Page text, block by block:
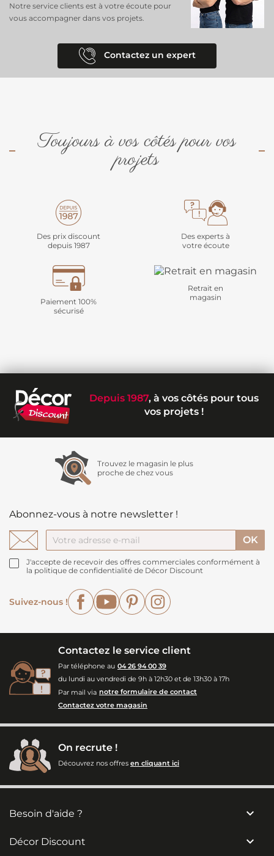
Notre service clients est à votre écoute pour
vous accompagner dans vos projets.
Contactez un expert
Toujours à vos côtés pour vos
projets
Des prix discount
depuis 1987
Des experts à
votre écoute
Paiement 100%
sécurisé
Retrait en
magasin
Depuis 1987, à vos côtés pour tous
vos projets !
Trouvez le magasin le plus
proche de chez vous
Abonnez-vous à notre newsletter !
J'accepte de recevoir des offres commerciales conformément à
la politique de confidentialité de Décor Discount
Suivez-nous !
FacebookYouTubePinterest
Contactez le service client
Par téléphone au 04 26 94 00 39
du lundi au vendredi de 9h à 12h30 et de 13h30 à 17h
Par mail via notre formulaire de contact
Contactez votre magasin
On recrute !
Découvrez nos offres en cliquant ici
Besoin d'aide ? 
Décor Discount 